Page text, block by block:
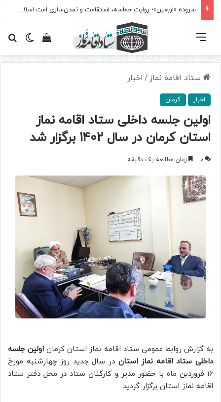
سروده‌ «اربعین»؛ روایت حماسه، استقامت و تمدن‌سازی امت اسلامی
تغییرمشاهده فهرست
ستاد اقامه نماز / اخبار
اخبار کرمان
اولین جلسه داخلی ستاد اقامه نماز
استان کرمان در سال 1402 برگزار شد
0 زمان مطالعه یک دقیقه
به گزارش روابط عمومی ستاد اقامه نماز استان کرماناولین جلسه
داخلی ستاد اقامه نماز استان در سال جدید روز چهارشنبه مورخ
16 فروردین ماه با حضور مدیر و کارکنان ستاد در محل دفتر ستاد
اقامه نماز استان برگزار گردید.